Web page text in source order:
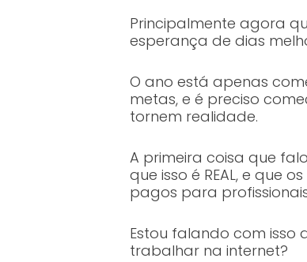
Principalmente agora
esperança de dias
O ano está apenas
metas, e é preciso
tornem realidade.
A primeira coisa que
que isso é REAL, e que
pagos para
Estou falando com
trabalhar na internet?